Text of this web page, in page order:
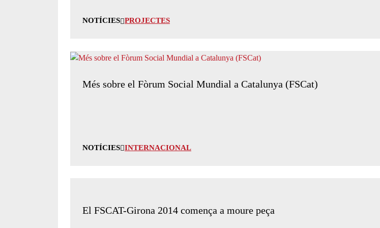
NOTÍCIES PROJECTES
Més sobre el Fòrum Social Mundial a Catalunya (FSCat)
NOTÍCIES INTERNACIONAL
El FSCAT-Girona 2014 comença a moure peça